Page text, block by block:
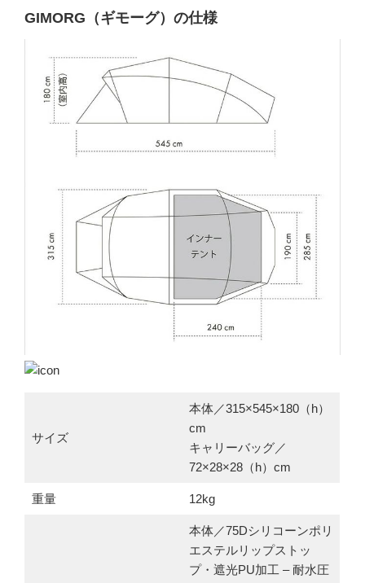
GIMORG（ギモーグ）の仕様
サイズ
本体／315×545×180（h）
cm
キャリーバッグ／
72×28×28（h）cm
重量 12kg
本体／75Dシリコーンポリ
エステルリップストッ
プ・遮光PU加工 – 耐水圧